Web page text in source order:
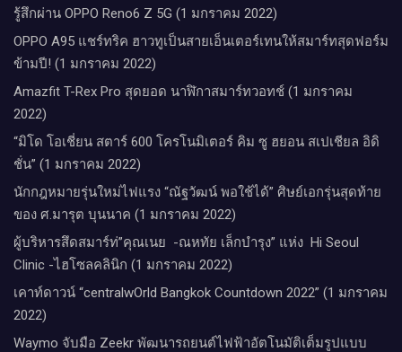
รู้สึกผ่าน OPPO Reno6 Z 5G (1 มกราคม 2022)
OPPO A95 แชร์ทริค ฮาวทูเป็นสายเอ็นเตอร์เทนให้สมาร์ทสุดฟอร์ม
ข้ามปี! (1 มกราคม 2022)
Amazfit T-Rex Pro สุดยอด นาฬิกาสมาร์ทวอทช์ (1 มกราคม
2022)
“มิโด โอเชี่ยน สตาร์ 600 โครโนมิเตอร์ คิม ซู ฮยอน สเปเชียล อิดิ
ชั่น” (1 มกราคม 2022)
นักกฎหมายรุ่นใหม่ไฟแรง “ณัฐวัฒน์ พอใช้ได้” ศิษย์เอกรุ่นสุดท้าย
ของ ศ.มารุต บุนนาค (1 มกราคม 2022)
ผู้บริหารสึดสมาร์ท่”คุณเนย -ณหทัย เล็กบำรุง” แห่ง Hi Seoul
Clinic -ไฮโซลคลินิก (1 มกราคม 2022)
เคาท์ดาวน์​ “centralwOrld Bangkok Countdown 2022” (1 มกราคม
2022)
Waymo จับมือ Zeekr พัฒนารถยนต์ไฟฟ้าอัตโนมัติเต็มรูปแบบ